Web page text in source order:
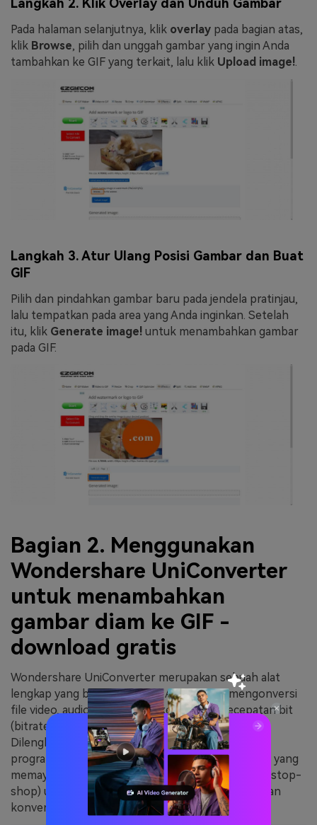
Langkah 2. Klik Overlay dan Unduh Gambar
Pada halaman selanjutnya, klik overlay pada bagian atas,
klik Browse, pilih dan unggah gambar yang ingin Anda
tambahkan ke GIF yang terkait, lalu klik Upload image!.
Langkah 3. Atur Ulang Posisi Gambar dan Buat
GIF
Pilih dan pindahkan gambar baru pada jendela pratinjau,
lalu tempatkan pada area yang Anda inginkan. Setelah
itu, klik Generate image! untuk menambahkan gambar
pada GIF.
Bagian 2. Menggunakan
Wondershare UniConverter
untuk menambahkan
gambar diam ke GIF -
download gratis
Wondershare UniConverter merupakan sebuah alat
lengkap yang bisa membantu Anda untuk mengonversi
file video, audio, dan gambar ke resolusi, kecepatan bit
(bitrate), dan jenis gambar; yang Anda inginkan.
Dilengkapi dengan banyak sekali aplikasi bawaan,
program ini bisa dianggap sebagai perangkat lunak yang
memayungi (umbrella) dan belanja satu atap (one-stop-
shop) untuk kemua keperluan manipulasi media dan
konversi Anda.